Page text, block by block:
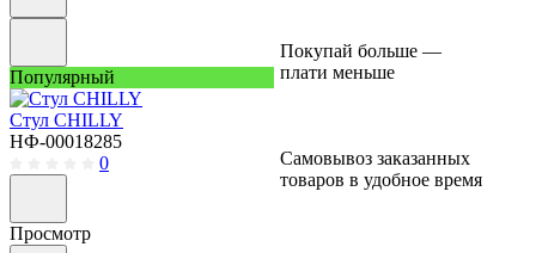
Популярный
Стул CHILLY
НФ-00018285
0
Просмотр
Покупай больше —
плати меньше
Самовывоз заказанных
товаров в удобное время